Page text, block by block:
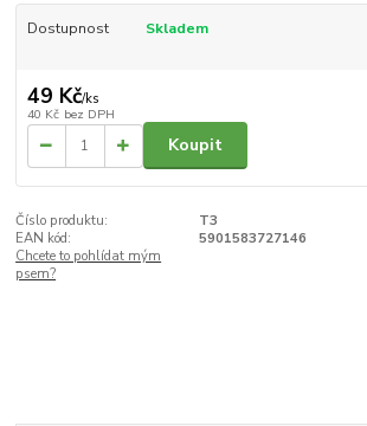
Dostupnost Skladem
49 Kč/ks
40 Kč bez DPH
Koupit
Číslo produktu:
T3
EAN kód:
5901583727146
Chcete to pohlídat mým
psem?